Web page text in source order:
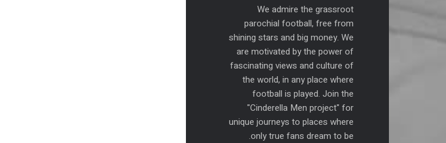
We admire the grassroot
parochial football, free from
shining stars and big money. We
are motivated by the power of
fascinating views and culture of
the world, in any place where
football is played. Join the
"Cinderella Men project" for
unique journeys to places where
only true fans dream to be.